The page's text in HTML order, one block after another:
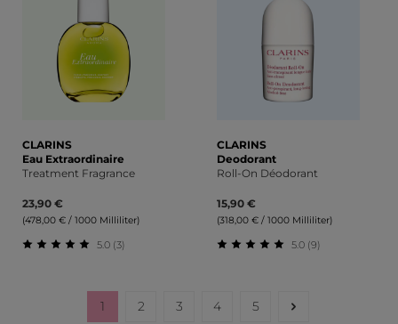
CLARINS
Eau Extraordinaire
Treatment Fragrance
23,90 €
(478,00 € / 1000 Milliliter)
5.0 (3)
CLARINS
Deodorant
Roll-On Déodorant
15,90 €
(318,00 € / 1000 Milliliter)
5.0 (9)
Seite
1 Seite
2 Seite
3 Seite
4 Seite
5